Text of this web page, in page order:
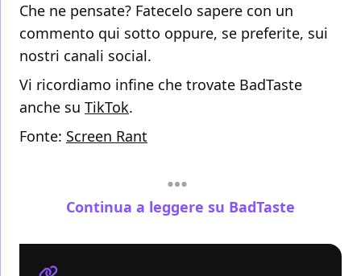
Che ne pensate? Fatecelo sapere con un
commento qui sotto oppure, se preferite, sui
nostri canali social.
Vi ricordiamo infine che trovate BadTaste
anche su TikTok.
Fonte: Screen Rant
Continua a leggere su BadTaste